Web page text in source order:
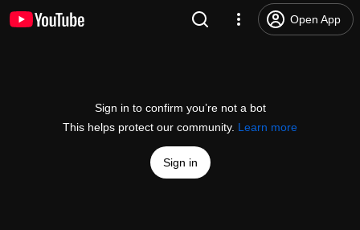
Open App
Sign in to confirm you’re not a bot
This helps protect our community. Learn more
Sign in